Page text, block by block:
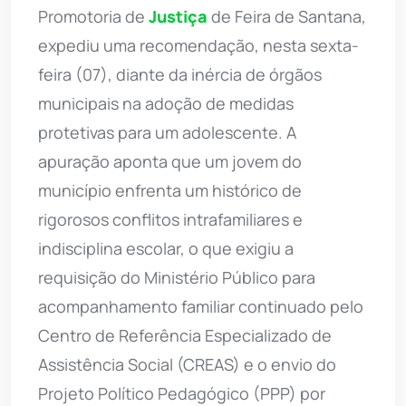
Promotoria de Justiça de Feira de Santana,
expediu uma recomendação, nesta sexta-
feira (07), diante da inércia de órgãos
municipais na adoção de medidas
protetivas para um adolescente. A
apuração aponta que um jovem do
município enfrenta um histórico de
rigorosos conflitos intrafamiliares e
indisciplina escolar, o que exigiu a
requisição do Ministério Público para
acompanhamento familiar continuado pelo
Centro de Referência Especializado de
Assistência Social (CREAS) e o envio do
Projeto Político Pedagógico (PPP) por